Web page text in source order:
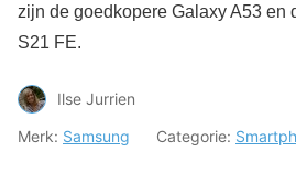
zijn de goedkopere Galaxy A53 en
S21 FE.
Ilse Jurrien
Merk: Samsung Categorie: